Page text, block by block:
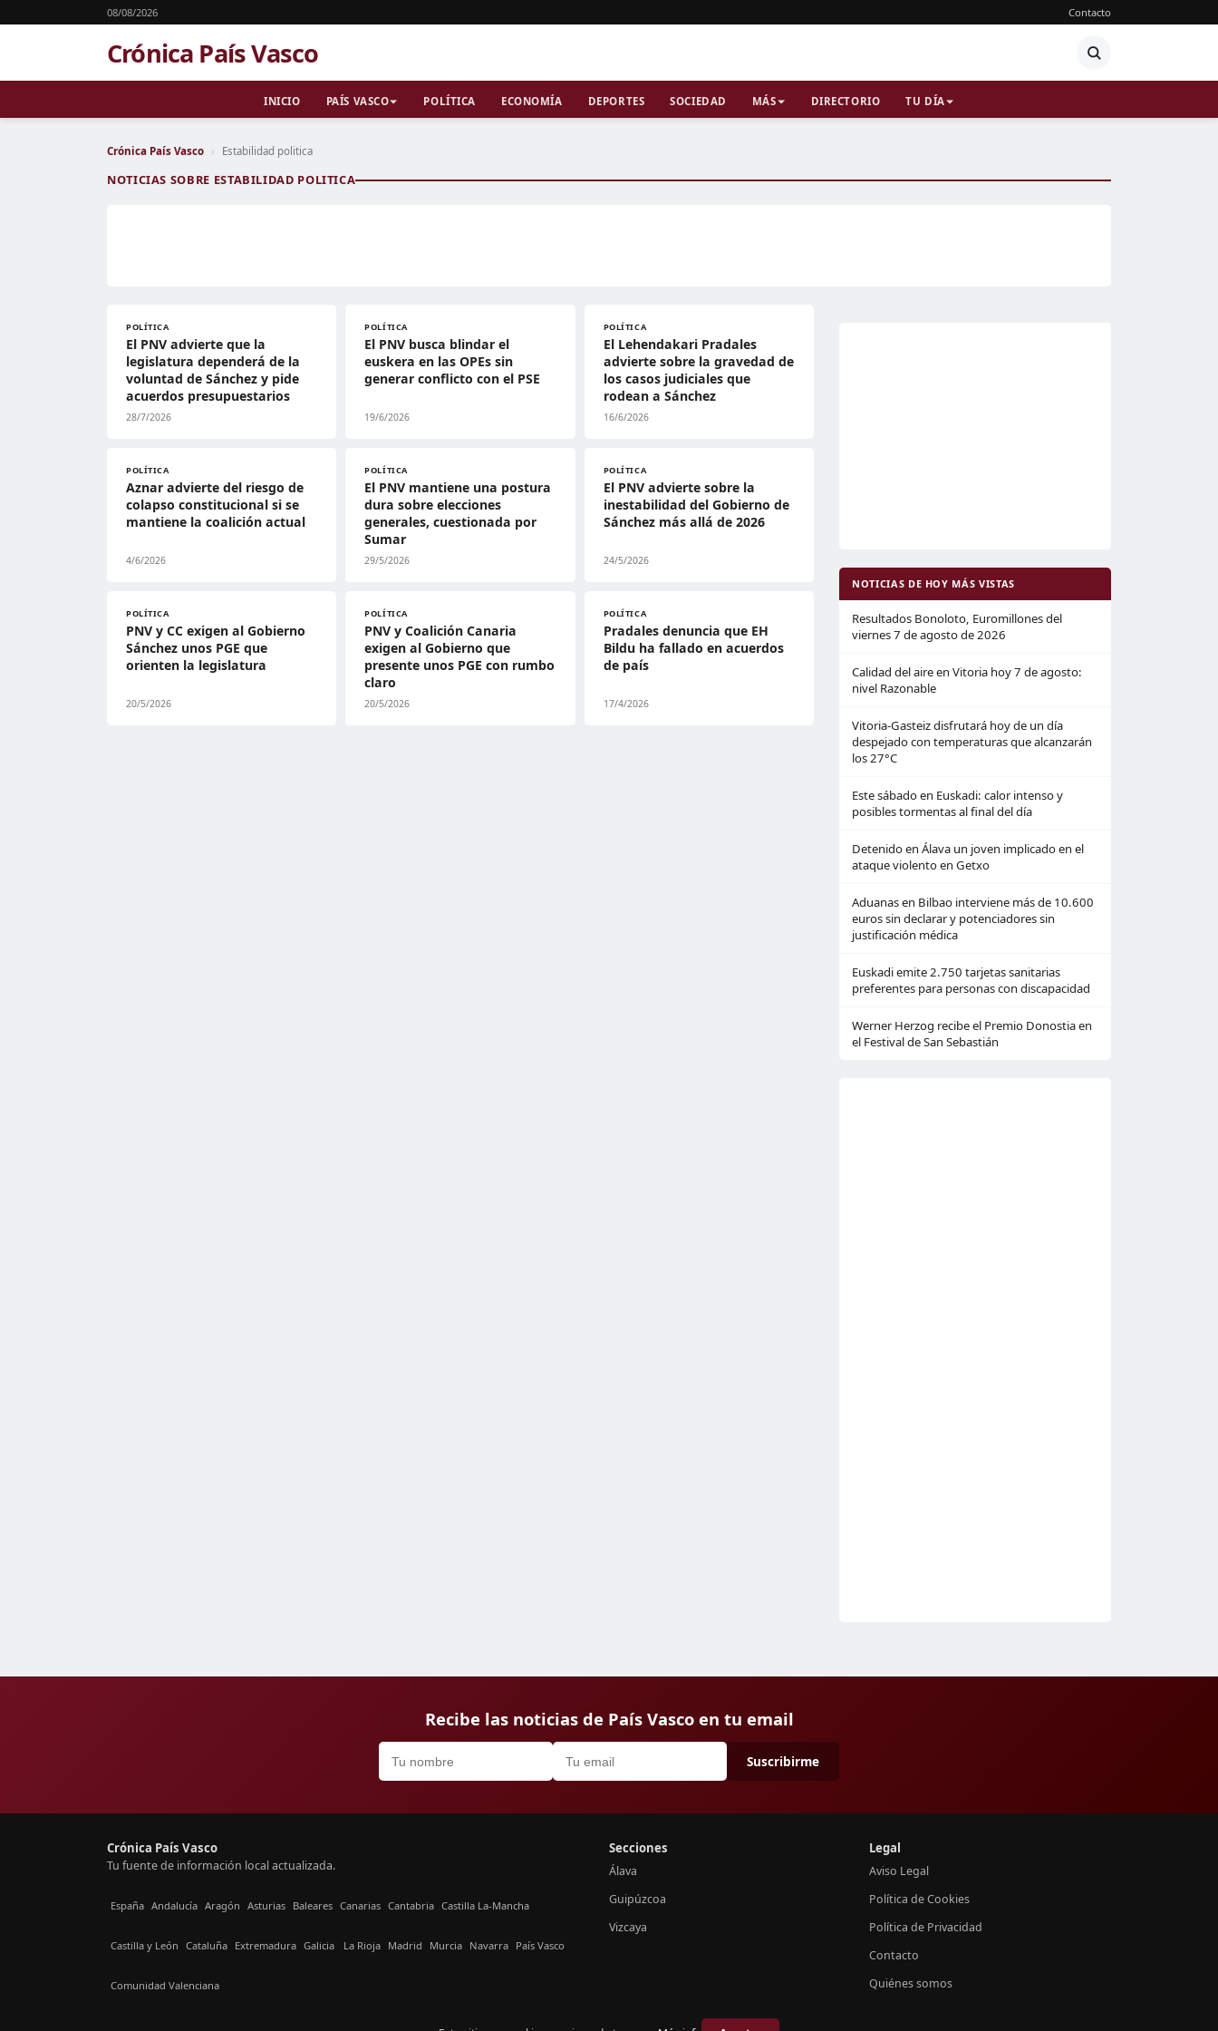
08/08/2026 Contacto
Crónica País Vasco
INICIO PAÍS VASCO POLÍTICA ECONOMÍA DEPORTES SOCIEDAD MÁS DIRECTORIO TU DÍA
Crónica País Vasco › Estabilidad politica
NOTICIAS SOBRE ESTABILIDAD POLITICA
POLÍTICA
El PNV advierte que la
legislatura dependerá de la
voluntad de Sánchez y pide
acuerdos presupuestarios
28/7/2026
POLÍTICA
El PNV busca blindar el
euskera en las OPEs sin
generar conflicto con el PSE
19/6/2026
POLÍTICA
El Lehendakari Pradales
advierte sobre la gravedad de
los casos judiciales que
rodean a Sánchez
16/6/2026
POLÍTICA
Aznar advierte del riesgo de
colapso constitucional si se
mantiene la coalición actual
4/6/2026
POLÍTICA
El PNV mantiene una postura
dura sobre elecciones
generales, cuestionada por
Sumar
29/5/2026
POLÍTICA
El PNV advierte sobre la
inestabilidad del Gobierno de
Sánchez más allá de 2026
24/5/2026
POLÍTICA
PNV y CC exigen al Gobierno
Sánchez unos PGE que
orienten la legislatura
20/5/2026
POLÍTICA
PNV y Coalición Canaria
exigen al Gobierno que
presente unos PGE con rumbo
claro
20/5/2026
POLÍTICA
Pradales denuncia que EH
Bildu ha fallado en acuerdos
de país
17/4/2026
NOTICIAS DE HOY MÁS VISTAS
Resultados Bonoloto, Euromillones del
viernes 7 de agosto de 2026
Calidad del aire en Vitoria hoy 7 de agosto:
nivel Razonable
Vitoria-Gasteiz disfrutará hoy de un día
despejado con temperaturas que alcanzarán
los 27°C
Este sábado en Euskadi: calor intenso y
posibles tormentas al final del día
Detenido en Álava un joven implicado en el
ataque violento en Getxo
Aduanas en Bilbao interviene más de 10.600
euros sin declarar y potenciadores sin
justificación médica
Euskadi emite 2.750 tarjetas sanitarias
preferentes para personas con discapacidad
Werner Herzog recibe el Premio Donostia en
el Festival de San Sebastián
Recibe las noticias de País Vasco en tu email
Suscribirme
Crónica País Vasco
Tu fuente de información local actualizada.
España Andalucía Aragón Asturias Baleares Canarias Cantabria Castilla La-Mancha
Castilla y León Cataluña Extremadura Galicia La Rioja Madrid Murcia Navarra País Vasco
Comunidad Valenciana
Secciones
Álava
Guipúzcoa
Vizcaya
Legal
Aviso Legal
Política de Cookies
Política de Privacidad
Contacto
Quiénes somos